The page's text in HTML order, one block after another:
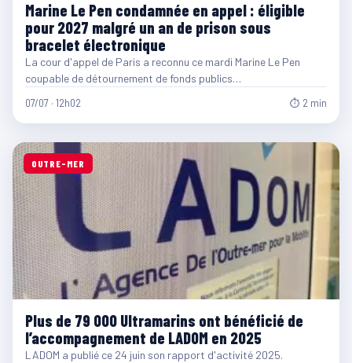
Marine Le Pen condamnée en appel : éligible
pour 2027 malgré un an de prison sous
bracelet électronique
La cour d'appel de Paris a reconnu ce mardi Marine Le Pen
coupable de détournement de fonds publics…
07/07 · 12h02 ⏱ 2 min
OUTRE-MER
Plus de 79 000 Ultramarins ont bénéficié de
l’accompagnement de LADOM en 2025
LADOM a publié ce 24 juin son rapport d'activité 2025.